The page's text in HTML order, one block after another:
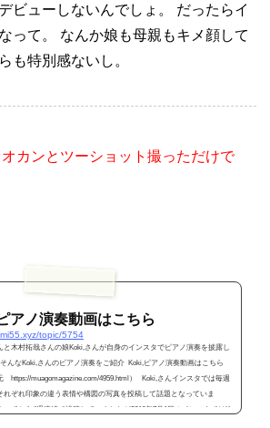
ビューしないんでしょ。
だったらイ
って。
なんか娘も母親もキメ顔して
も特別感ないし。
オカンとツーショット撮っただけで
アノ演奏動画はこちら
topic/5754
と木村拓哉さんの娘Koki,さんが自身のインスタでピアノ演奏を披露し
んなKoki,さんのピアノ演奏をご紹介 Koki,ピアノ演奏動画はこちら
https://muagomagazine.com/4959.html） Koki,さんインスタでは毎週
れぞれ印象の違う表情や構図の写真を投稿して話題となっていま
ってから4週連続で投稿していましたが2018年7月1日のインスタではKo